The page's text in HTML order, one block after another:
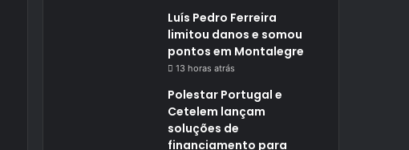
Luís Pedro Ferreira
limitou danos e somou
pontos em Montalegre
13 horas atrás
Polestar Portugal e
Cetelem lançam
soluções de
financiamento para